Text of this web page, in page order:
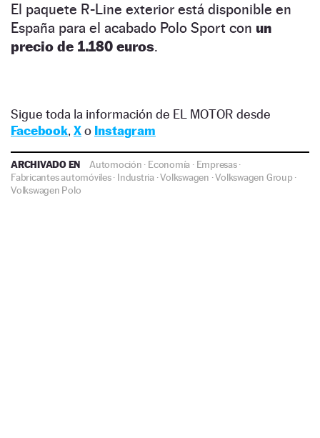
El paquete R-Line exterior está disponible en
España para el acabado Polo Sport con un
precio de 1.180 euros.
Sigue toda la información de EL MOTOR desde
Facebook, Xo Instagram
ARCHIVADO EN Automoción · Economía · Empresas·
Fabricantes automóviles· Industria·Volkswagen ·Volkswagen Group ·
Volkswagen Polo